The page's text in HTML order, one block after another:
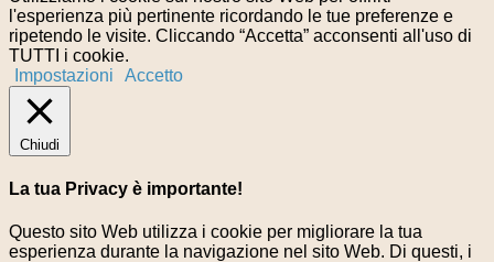
l'esperienza più pertinente ricordando le tue preferenze e
ripetendo le visite. Cliccando “Accetta” acconsenti all'uso di
TUTTI i cookie.
Impostazioni
Accetto
Chiudi
La tua Privacy è importante!
Questo sito Web utilizza i cookie per migliorare la tua
esperienza durante la navigazione nel sito Web. Di questi, i